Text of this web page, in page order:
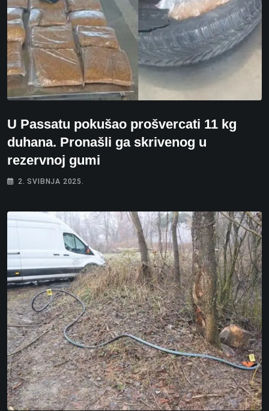
U Passatu pokušao prošvercati 11 kg
duhana. Pronašli ga skrivenog u
rezervnoj gumi
2. SVIBNJA 2025.